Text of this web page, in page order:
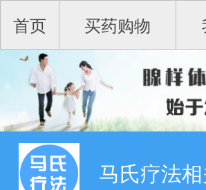
首页 买药购物
马氏疗法